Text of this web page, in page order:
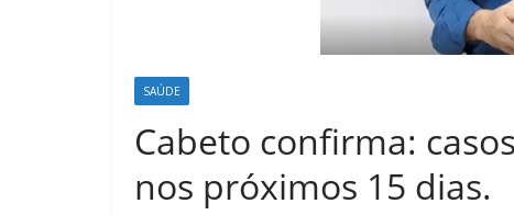
SAÚDE
Cabeto confirma:
nos próximos 15 dias.